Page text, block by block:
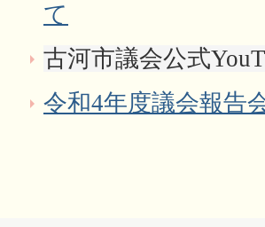
て
古河市議会公式
令和4年度議会報告